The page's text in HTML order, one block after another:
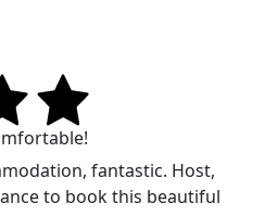
fantastic. Host,
to book this beautiful